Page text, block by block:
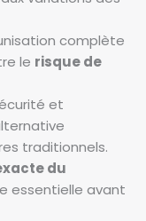
complète
le risque de
et
traditionnels.
du
essentielle avant